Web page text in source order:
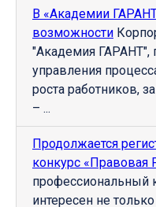
В «Академии
возможности
"Академия ГАРАНТ",
управления
роста работников,
– ...
Продолжается
конкурс «Правовая
профессиональный
интересен не